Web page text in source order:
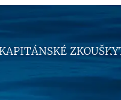
KAPITÁNSKÉ ZKOUŠKY